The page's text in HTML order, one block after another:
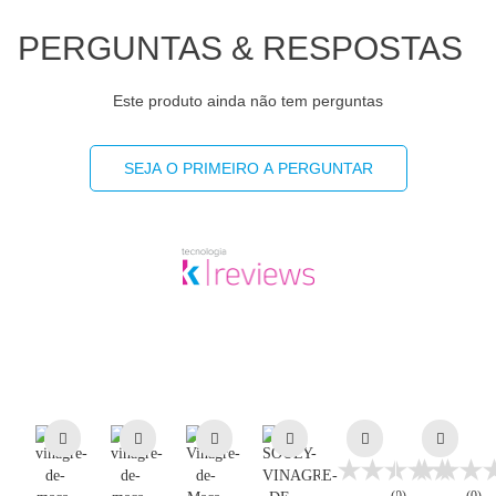
PERGUNTAS & RESPOSTAS
Este produto ainda não tem perguntas
SEJA O PRIMEIRO A PERGUNTAR